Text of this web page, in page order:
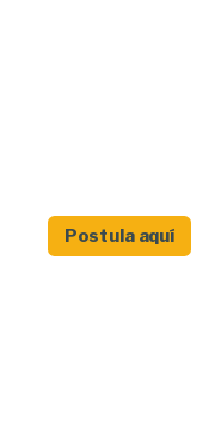
Postula aquí